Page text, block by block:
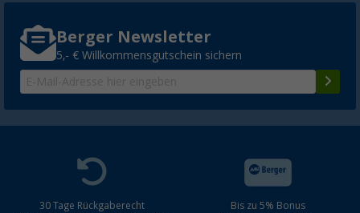
Berger Newsletter
5,- € Willkommensgutschein sichern
30 Tage Rückgaberecht
Bis zu 5% Bonus